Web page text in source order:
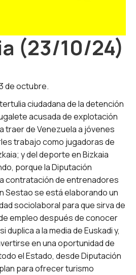
(23/10/24)
de octubre.
ciudadana de la detención
acusada de explotación
traer de Venezuela a jóvenes
trabajo como jugadoras de
y del deporte en Bizkaia
porque la Diputación
contratación de entrenadores
Sestao se está elaborando un
sociolaboral para que sirva de
empleo después de conocer
duplica a la media de Euskadi y,
en una oportunidad de
el Estado, desde Diputación
para ofrecer turismo